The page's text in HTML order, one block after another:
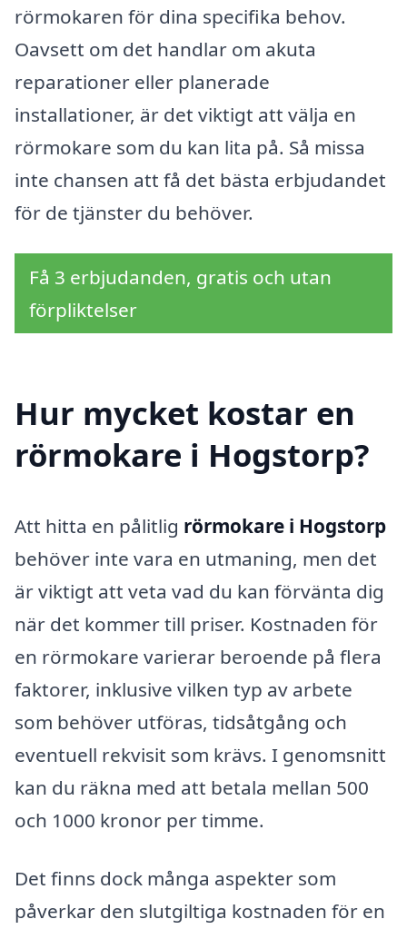
rörmokaren för dina specifika behov.
Oavsett om det handlar om akuta
reparationer eller planerade
installationer, är det viktigt att välja en
rörmokare som du kan lita på. Så missa
inte chansen att få det bästa erbjudandet
för de tjänster du behöver.
Få 3 erbjudanden, gratis och utan
förpliktelser
Hur mycket kostar en
rörmokare i Hogstorp?
Att hitta en pålitlig rörmokare i Hogstorp
behöver inte vara en utmaning, men det
är viktigt att veta vad du kan förvänta dig
när det kommer till priser. Kostnaden för
en rörmokare varierar beroende på flera
faktorer, inklusive vilken typ av arbete
som behöver utföras, tidsåtgång och
eventuell rekvisit som krävs. I genomsnitt
kan du räkna med att betala mellan 500
och 1000 kronor per timme.
Det finns dock många aspekter som
påverkar den slutgiltiga kostnaden för en